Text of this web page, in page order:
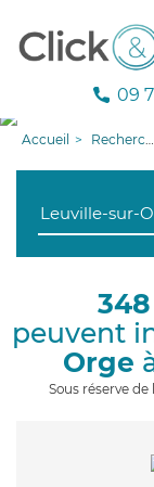
09
Accueil Recherche aide à domicile
peuvent
Orge
Sous réserve